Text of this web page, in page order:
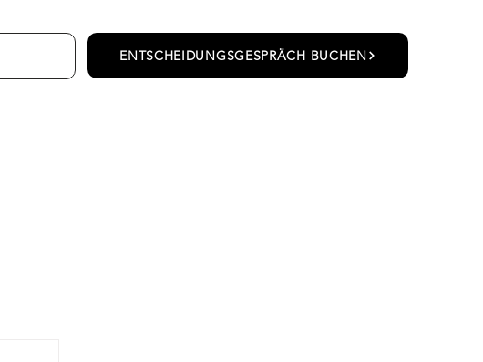
ENTSCHEIDUNGSGESPRÄCH BUCHEN